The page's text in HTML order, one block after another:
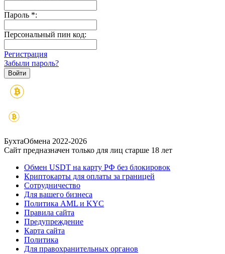
Пароль *:
Персональный пин код:
Регистрация
Забыли пароль?
БухтаОбмена 2022-2026
Сайт предназначен только для лиц старше 18 лет
Обмен USDT на карту РФ без блокировок
Криптокарты для оплаты за границей
Сотрудничество
Для вашего бизнеса
Политика AML и KYC
Правила сайта
Предупреждение
Карта сайта
Политика
Для правохранительных органов